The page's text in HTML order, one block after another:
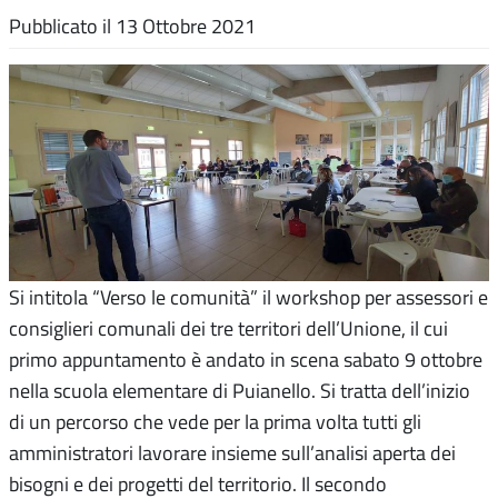
Pubblicato il 13 Ottobre 2021
Si intitola “Verso le comunità” il workshop per assessori e
consiglieri comunali dei tre territori dell’Unione, il cui
primo appuntamento è andato in scena sabato 9 ottobre
nella scuola elementare di Puianello. Si tratta dell’inizio
di un percorso che vede per la prima volta tutti gli
amministratori lavorare insieme sull’analisi aperta dei
bisogni e dei progetti del territorio. Il secondo